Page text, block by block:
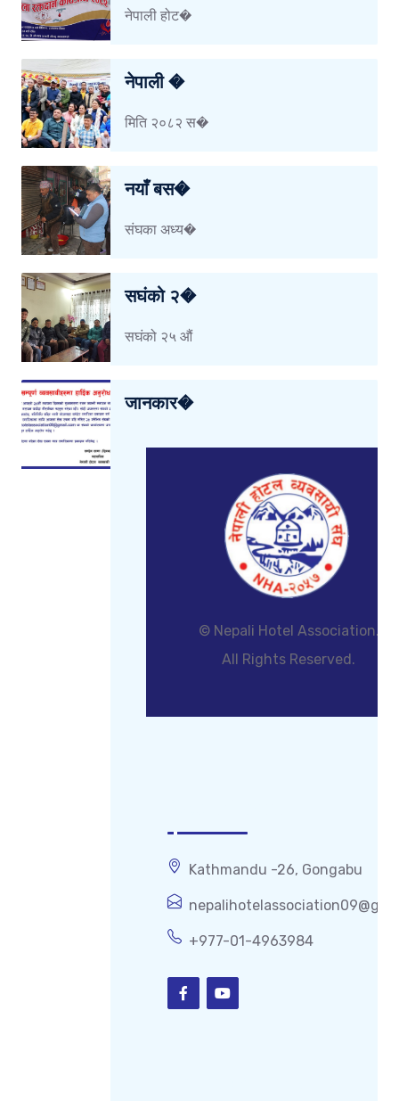
नेपाली होट�
नेपाली �
मिति २०८२ स�
नयाँ बस�
संघका अध्य�
सघंको २�
सघंको २५ औं
जानकार�
© Nepali Hotel Association.
All Rights Reserved.
Kathmandu -26, Gongabu
+977-01-4963984